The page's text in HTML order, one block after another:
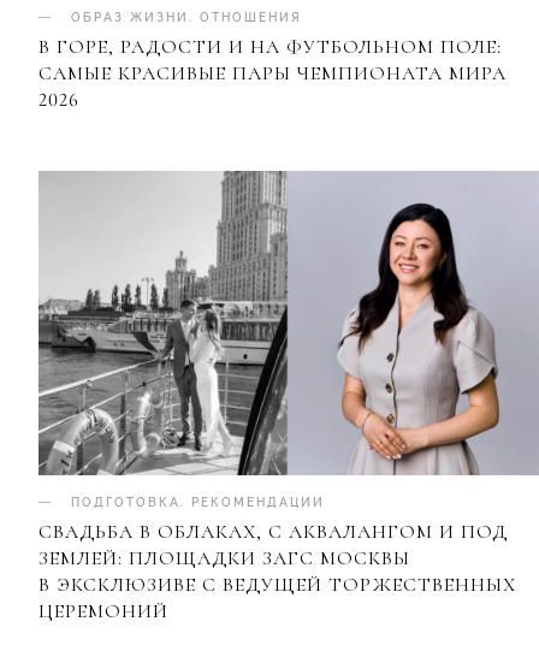
ОБРАЗ ЖИЗНИ ОТНОШЕНИЯ
В ГОРЕ, РАДОСТИ И НА ФУТБОЛЬНОМ ПОЛЕ:
САМЫЕ КРАСИВЫЕ ПАРЫ ЧЕМПИОНАТА МИРА
2026
ПОДГОТОВКА РЕКОМЕНДАЦИИ
СВАДЬБА В ОБЛАКАХ, С АКВАЛАНГОМ И ПОД
ЗЕМЛЕЙ: ПЛОЩАДКИ ЗАГС МОСКВЫ
В ЭКСКЛЮЗИВЕ С ВЕДУЩЕЙ ТОРЖЕСТВЕННЫХ
ЦЕРЕМОНИЙ